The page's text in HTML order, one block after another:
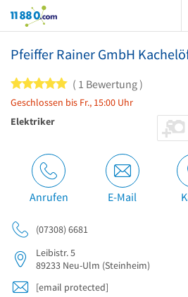
11880.com
Pfeiffer Rainer GmbH
5 von 5 Sternen
1 Bewertung
Geschlossen bis Fr., 15:00 Uhr
Elektriker
Anrufen E-Mail
(07308) 6681
Leibistr. 5
89233 Neu-Ulm (Steinheim)
[email protected]